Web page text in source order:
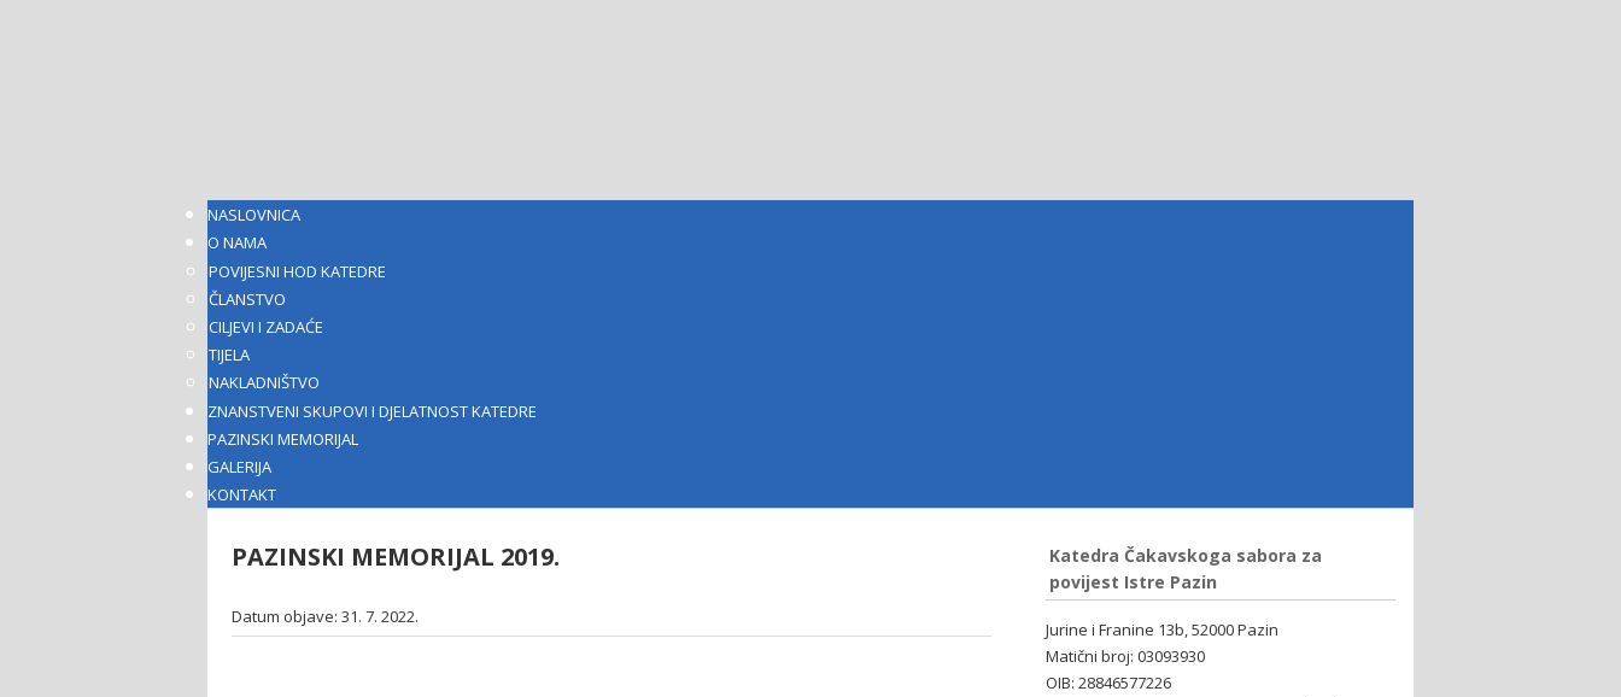
NASLOVNICA
O NAMA
POVIJESNI HOD KATEDRE
ČLANSTVO
CILJEVI I ZADAĆE
TIJELA
NAKLADNIŠTVO
ZNANSTVENI SKUPOVI I DJELATNOST KATEDRE
PAZINSKI MEMORIJAL
GALERIJA
KONTAKT
PAZINSKI MEMORIJAL 2019.
Datum objave: 31. 7. 2022.
Katedra Čakavskoga sabora za
povijest Istre Pazin
Jurine i Franine 13b, 52000 Pazin
Matični broj: 03093930
OIB: 28846577226